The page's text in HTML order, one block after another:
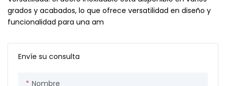
Envíe su consulta
Nombre
grados y acabados, lo que ofrece versatilidad en diseño y
funcionalidad para una am